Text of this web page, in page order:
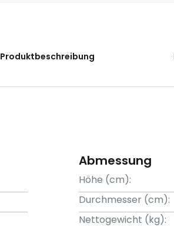
Produktbeschreibung
Abmessung
Höhe (cm):
Durchmesser (cm):
Nettogewicht (kg):